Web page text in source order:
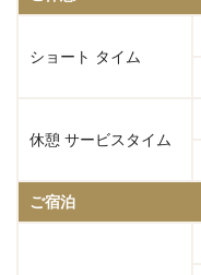
ショート タイム
休憩 サービスタイム
ご宿泊